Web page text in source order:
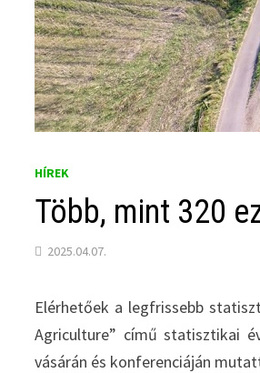
HÍREK
Több, mint 320
2025.04.07.
Elérhetőek a legfrissebb
Agriculture” című statisztikai
vásárán és konferenciáján